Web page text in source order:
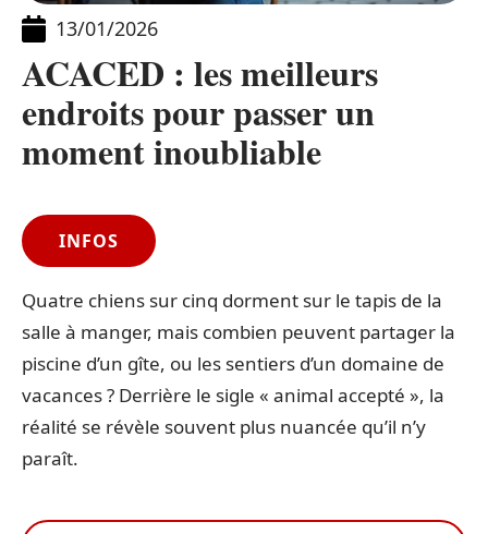
13/01/2026
ACACED : les meilleurs
endroits pour passer un
moment inoubliable
INFOS
Quatre chiens sur cinq dorment sur le tapis de la
salle à manger, mais combien peuvent partager la
piscine d’un gîte, ou les sentiers d’un domaine de
vacances ? Derrière le sigle « animal accepté », la
réalité se révèle souvent plus nuancée qu’il n’y
paraît.